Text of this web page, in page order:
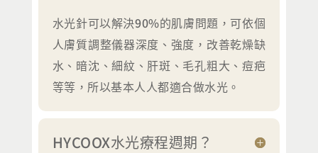
水光針可以解決90%的肌膚問題，可依個
人膚質調整儀器深度、強度，改善乾燥缺
水、暗沈、細紋、肝斑、毛孔粗大、痘疤
等等，所以基本人人都適合做水光。
HYCOOX水光療程週期？